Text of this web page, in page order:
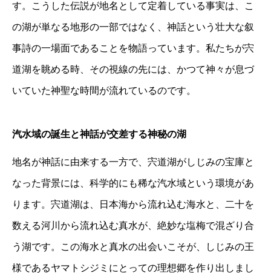
す。こうした伝説が地名として定着している事実は、こ
の湖が単なる地形の一部ではなく、神話という壮大な叙
事詩の一場面であることを物語っています。私たちが宍
道湖を眺める時、その視線の先には、かつて神々が息づ
いていた神聖な時間が流れているのです。
汽水域の誕生と神話が交差する神秘の湖
地名が神話に由来する一方で、宍道湖がしじみの宝庫と
なった背景には、科学的にも稀な汽水域という環境があ
ります。宍道湖は、日本海から流れ込む海水と、二十を
数える河川から流れ込む真水が、絶妙な塩梅で混ざり合
う湖です。この海水と真水の出会いこそが、しじみの王
様であるヤマトシジミにとっての理想郷を作り出しまし